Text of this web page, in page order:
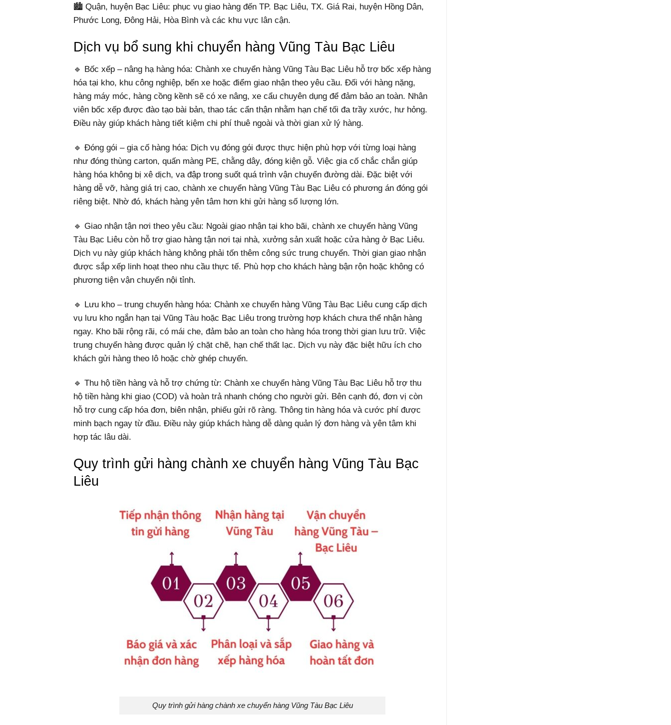
🏙️ Quận, huyện Bạc Liêu: phục vụ giao hàng đến TP. Bạc Liêu, TX. Giá Rai, huyện Hồng Dân,
Phước Long, Đông Hải, Hòa Bình và các khu vực lân cận.
Dịch vụ bổ sung khi chuyển hàng Vũng Tàu Bạc Liêu
🔹 Bốc xếp – nâng hạ hàng hóa: Chành xe chuyển hàng Vũng Tàu Bạc Liêu hỗ trợ bốc xếp hàng
hóa tại kho, khu công nghiệp, bến xe hoặc điểm giao nhận theo yêu cầu. Đối với hàng nặng,
hàng máy móc, hàng cồng kềnh sẽ có xe nâng, xe cẩu chuyên dụng để đảm bảo an toàn. Nhân
viên bốc xếp được đào tạo bài bản, thao tác cẩn thận nhằm hạn chế tối đa trầy xước, hư hỏng.
Điều này giúp khách hàng tiết kiệm chi phí thuê ngoài và thời gian xử lý hàng.
🔹 Đóng gói – gia cố hàng hóa: Dịch vụ đóng gói được thực hiện phù hợp với từng loại hàng
như đóng thùng carton, quấn màng PE, chằng dây, đóng kiện gỗ. Việc gia cố chắc chắn giúp
hàng hóa không bị xê dịch, va đập trong suốt quá trình vận chuyển đường dài. Đặc biệt với
hàng dễ vỡ, hàng giá trị cao, chành xe chuyển hàng Vũng Tàu Bạc Liêu có phương án đóng gói
riêng biệt. Nhờ đó, khách hàng yên tâm hơn khi gửi hàng số lượng lớn.
🔹 Giao nhận tận nơi theo yêu cầu: Ngoài giao nhận tại kho bãi, chành xe chuyển hàng Vũng
Tàu Bạc Liêu còn hỗ trợ giao hàng tận nơi tại nhà, xưởng sản xuất hoặc cửa hàng ở Bạc Liêu.
Dịch vụ này giúp khách hàng không phải tốn thêm công sức trung chuyển. Thời gian giao nhận
được sắp xếp linh hoạt theo nhu cầu thực tế. Phù hợp cho khách hàng bận rộn hoặc không có
phương tiện vận chuyển nội tỉnh.
🔹 Lưu kho – trung chuyển hàng hóa: Chành xe chuyển hàng Vũng Tàu Bạc Liêu cung cấp dịch
vụ lưu kho ngắn hạn tại Vũng Tàu hoặc Bạc Liêu trong trường hợp khách chưa thể nhận hàng
ngay. Kho bãi rộng rãi, có mái che, đảm bảo an toàn cho hàng hóa trong thời gian lưu trữ. Việc
trung chuyển hàng được quản lý chặt chẽ, hạn chế thất lạc. Dịch vụ này đặc biệt hữu ích cho
khách gửi hàng theo lô hoặc chờ ghép chuyến.
🔹 Thu hộ tiền hàng và hỗ trợ chứng từ: Chành xe chuyển hàng Vũng Tàu Bạc Liêu hỗ trợ thu
hộ tiền hàng khi giao (COD) và hoàn trả nhanh chóng cho người gửi. Bên cạnh đó, đơn vị còn
hỗ trợ cung cấp hóa đơn, biên nhận, phiếu gửi rõ ràng. Thông tin hàng hóa và cước phí được
minh bạch ngay từ đầu. Điều này giúp khách hàng dễ dàng quản lý đơn hàng và yên tâm khi
hợp tác lâu dài.
Quy trình gửi hàng chành xe chuyển hàng Vũng Tàu Bạc
Liêu
Quy trình gửi hàng chành xe chuyển hàng Vũng Tàu Bạc Liêu